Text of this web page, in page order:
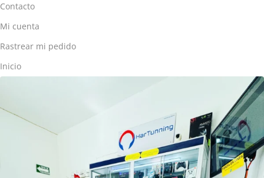
Contacto
Mi cuenta
Rastrear mi pedido
Inicio